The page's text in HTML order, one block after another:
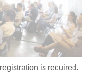
is required.